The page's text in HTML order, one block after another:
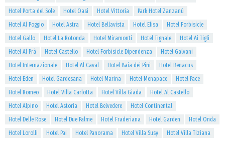
Hotel Porta del Sole
Hotel Oasi Hotel Vittoria
Park Hotel Zanzanù
Hotel Al Poggio
Hotel Astra Hotel Bellavista Hotel Elisa
Hotel Forbisicle
Hotel Gallo
Hotel La Rotonda Hotel Miramonti Hotel Tignale
Hotel Ai Tigli
Hotel Al Prà
Hotel Castello Hotel Forbisicle Dipendenza
Hotel Galvani
Hotel Internazionale
Hotel Al Caval Hotel Baia dei Pini
Hotel Benacus
Hotel Eden
Hotel Gardesana Hotel Marina Hotel Menapace
Hotel Pace
Hotel Romeo
Hotel Villa Carlotta Hotel Villa Giada
Hotel Al Castello
Hotel Alpino
Hotel Astoria Hotel Belvedere
Hotel Continental
Hotel Delle Rose
Hotel Due Palme Hotel Fraderiana Hotel Garden
Hotel Onda
Hotel Lorolli
Hotel Pai Hotel Panorama Hotel Villa Susy
Hotel Villa Tiziana